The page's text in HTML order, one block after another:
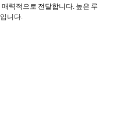
력적으로 전달합니다. 높은 루
니다.